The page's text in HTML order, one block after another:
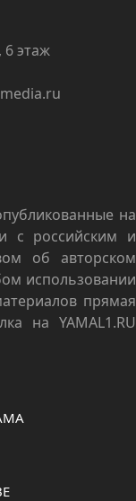
6 этаж
на
с российским и
об авторском
использовании
прямая
на YAMAL1.RU